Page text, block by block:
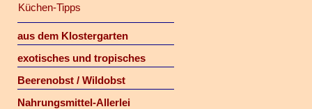
Küchen-Tipps
aus dem Klostergarten
exotisches und tropisches
Beerenobst / Wildobst
Nahrungsmittel-Allerlei